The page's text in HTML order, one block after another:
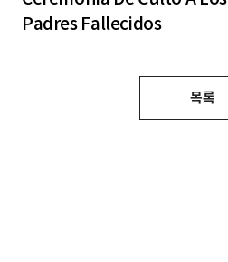
Padres Fallecidos
목록